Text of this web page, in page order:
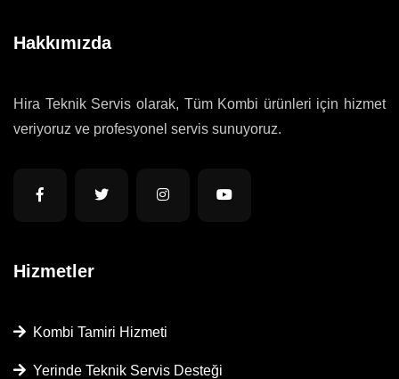
Hakkımızda
Hira Teknik Servis olarak, Tüm Kombi ürünleri için hizmet
veriyoruz ve profesyonel servis sunuyoruz.
Hizmetler
Kombi Tamiri Hizmeti
Yerinde Teknik Servis Desteği